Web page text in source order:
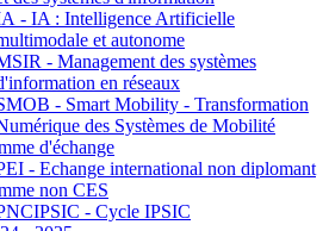
- IA : Intelligence Artificielle
et autonome
- Management des systèmes
en réseaux
- Smart Mobility - Transformation
des Systèmes de Mobilité
d'échange
- Echange international non diplomant
non CES
- Cycle IPSIC